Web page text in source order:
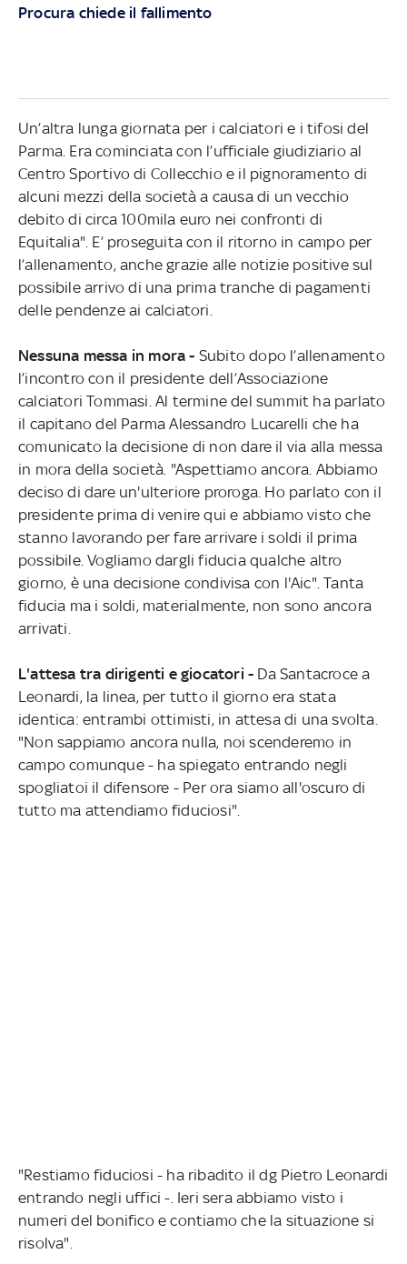
Procura chiede il fallimento
Un’altra lunga giornata per i calciatori e i tifosi del
Parma. Era cominciata con l’ufficiale giudiziario al
Centro Sportivo di Collecchio e il pignoramento di
alcuni mezzi della società a causa di un vecchio
debito di circa 100mila euro nei confronti di
Equitalia". E’ proseguita con il ritorno in campo per
l’allenamento, anche grazie alle notizie positive sul
possibile arrivo di una prima tranche di pagamenti
delle pendenze ai calciatori.
Nessuna messa in mora - Subito dopo l’allenamento
l’incontro con il presidente dell’Associazione
calciatori Tommasi. Al termine del summit ha parlato
il capitano del Parma Alessandro Lucarelli che ha
comunicato la decisione di non dare il via alla messa
in mora della società. "Aspettiamo ancora. Abbiamo
deciso di dare un'ulteriore proroga. Ho parlato con il
presidente prima di venire qui e abbiamo visto che
stanno lavorando per fare arrivare i soldi il prima
possibile. Vogliamo dargli fiducia qualche altro
giorno, è una decisione condivisa con l'Aic". Tanta
fiducia ma i soldi, materialmente, non sono ancora
arrivati.
L'attesa tra dirigenti e giocatori - Da Santacroce a
Leonardi, la linea, per tutto il giorno era stata
identica: entrambi ottimisti, in attesa di una svolta.
"Non sappiamo ancora nulla, noi scenderemo in
campo comunque - ha spiegato entrando negli
spogliatoi il difensore - Per ora siamo all'oscuro di
tutto ma attendiamo fiduciosi".
"Restiamo fiduciosi - ha ribadito il dg Pietro Leonardi
entrando negli uffici -. Ieri sera abbiamo visto i
numeri del bonifico e contiamo che la situazione si
risolva".